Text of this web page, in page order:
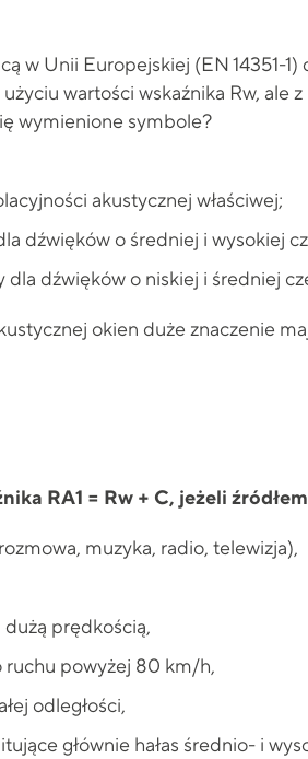
w Unii Europejskiej (EN 14351-
wartości wskaźnika Rw, ale
wymienione symbole?
akustycznej właściwej;
dźwięków o średniej i wysokiej
dźwięków o niskiej i średniej
okien duże znaczenie
RA1 = Rw + C, jeżeli źródłem
muzyka, radio, telewizja),
prędkością,
ruchu powyżej 80 km/h,
odległości,
głównie hałas średnio- i